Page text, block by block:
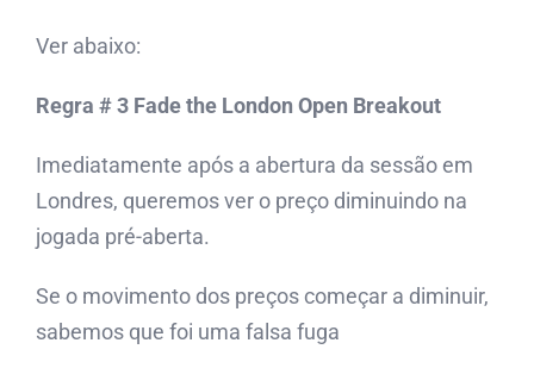
Ver abaixo:
Regra # 3 Fade the London Open Breakout
Imediatamente após a abertura da sessão em
Londres, queremos ver o preço diminuindo na
jogada pré-aberta.
Se o movimento dos preços começar a diminuir,
sabemos que foi uma falsa fuga